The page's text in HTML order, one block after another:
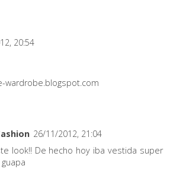
20:54
wardrobe.blogspot.com
26/11/2012, 21:04
look!! De hecho hoy iba vestida super